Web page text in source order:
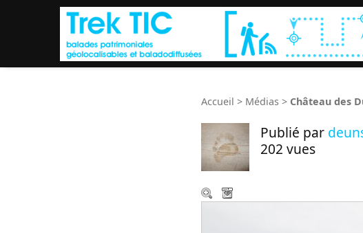
Accueil > Médias > Château des
Publié par
202 vues